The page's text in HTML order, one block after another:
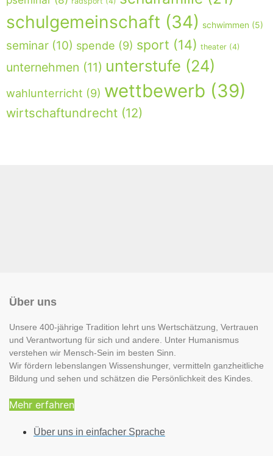
schulgemeinschaft (34) schwimmen (5)
seminar (10) spende (9) sport (14) theater (4)
unternehmen (11) unterstufe (24)
wahlunterricht (9) wettbewerb (39)
wirtschaftundrecht (12)
Über uns
Unsere 400-jährige Tradition lehrt uns Wertschätzung, Vertrauen
und Verantwortung für sich und andere. Unter Humanismus
verstehen wir Mensch-Sein im besten Sinn.
Wir fördern lebenslangen Wissenshunger, vermitteln ganzheitliche
Bildung und sehen und schätzen die Persönlichkeit des Kindes.
Mehr erfahren
Über uns in einfacher Sprache